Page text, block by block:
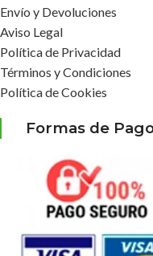
Envío y Devoluciones
Aviso Legal
Política de Privacidad
Términos y Condiciones
Política de Cookies
Formas de